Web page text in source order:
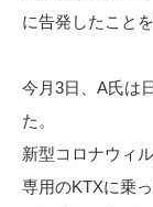
に告発したこと
今月3日、A氏は
た。
新型コロナウィ
専用のKTXに乗